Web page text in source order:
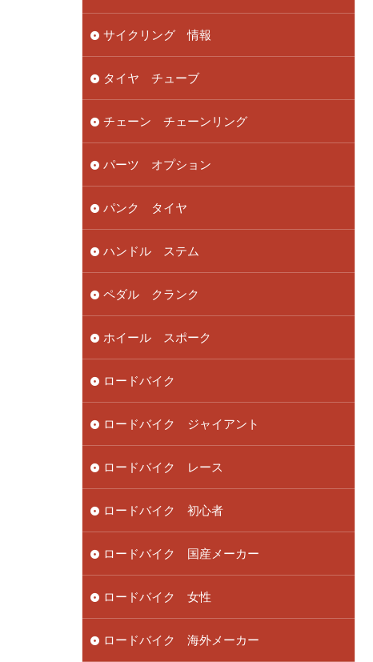
サイクリング 情報
タイヤ チューブ
チェーン チェーンリング
パーツ オプション
パンク タイヤ
ハンドル ステム
ペダル クランク
ホイール スポーク
ロードバイク
ロードバイク ジャイアント
ロードバイク レース
ロードバイク 初心者
ロードバイク 国産メーカー
ロードバイク 女性
ロードバイク 海外メーカー